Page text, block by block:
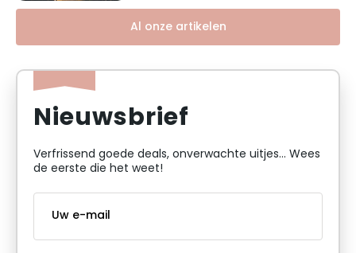
Al onze artikelen
Nieuwsbrief
Verfrissend goede deals, onverwachte uitjes... Wees
de eerste die het weet!